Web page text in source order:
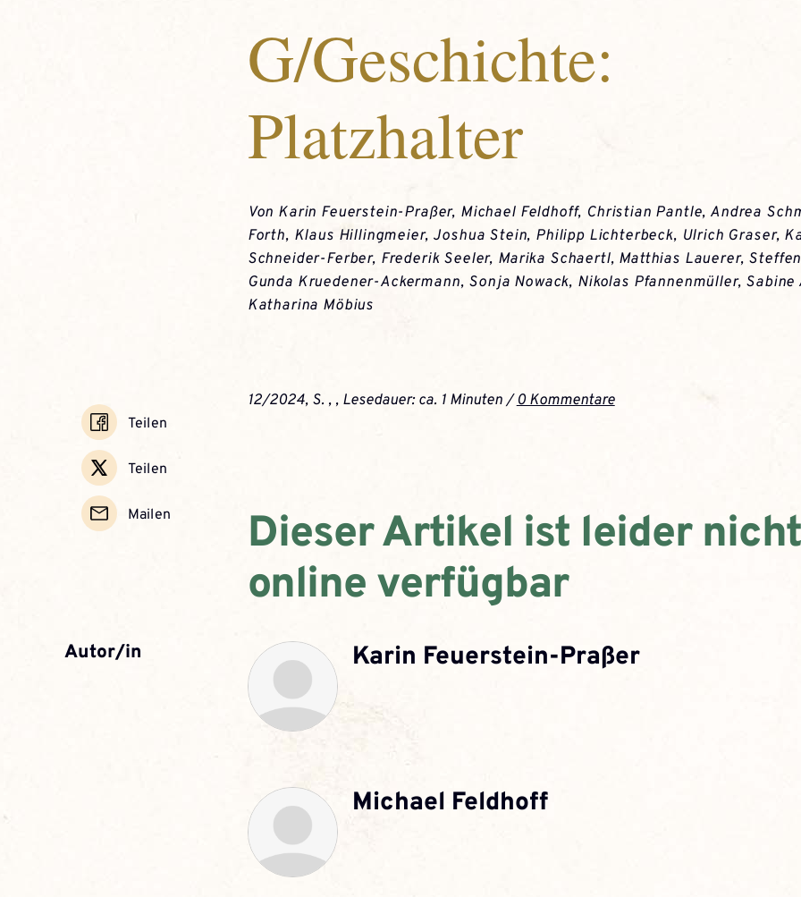
G/Geschichte:
Platzhalter
Von Karin Feuerstein-Praßer, Michael Feldhoff, Christian Pantle, Andrea
Forth, Klaus Hillingmeier, Joshua Stein, Philipp Lichterbeck, Ulrich Graser,
Schneider-Ferber, Frederik Seeler, Marika Schaertl, Matthias Lauerer,
Gunda Kruedener-Ackermann, Sonja Nowack, Nikolas Pfannenmüller, Sabine
Katharina Möbius
12/2024, S. , , Lesedauer: ca. 1 Minuten /0 Kommentare
Dieser Artikel ist leider nicht
online verfügbar
Teilen
Teilen
Mailen
Überschrift
Autor/in Karin Feuerstein-Praßer
Michael Feldhoff